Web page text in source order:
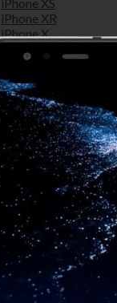
iPhone XR
iPhone X
iPhone 8 Plus
iPhone 8
iPhone 7 Plus
iPhone 7
iPhone SE
iPhone 6S Plus
iPhone 6S
iPhone 6 Plus
iPhone 6
iPhone 5S
iPhone 5C
iPhone 5
iPhone 4S
iPhone 4
Honor view
Honor View 20